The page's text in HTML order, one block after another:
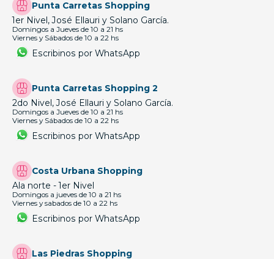
Punta Carretas Shopping
1er Nivel, José Ellauri y Solano García.
Domingos a Jueves de 10 a 21 hs
Viernes y Sábados de 10 a 22 hs
Escribinos por WhatsApp
Punta Carretas Shopping 2
2do Nivel, José Ellauri y Solano García.
Domingos a Jueves de 10 a 21 hs
Viernes y Sábados de 10 a 22 hs
Escribinos por WhatsApp
Costa Urbana Shopping
Ala norte - 1er Nivel
Domingos a jueves de 10 a 21 hs
Viernes y sabados de 10 a 22 hs
Escribinos por WhatsApp
Las Piedras Shopping